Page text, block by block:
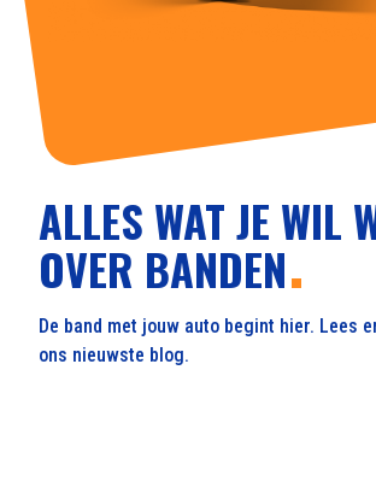
ALLES WAT JE WIL
OVER BANDEN
De band met jouw auto begint hier. Lees
ons nieuwste blog.